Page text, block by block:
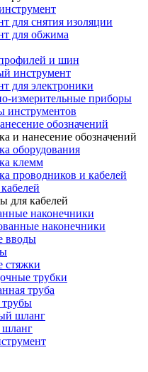
для снятия изоляции
для обжима
и шин
инструмент
для электроники
измерительные приборы
инструментов
обозначений
и нанесение обозначений
оборудования
клемм
проводников и кабелей
для кабелей
наконечники
наконечники
вводы
стяжки
трубки
труба
шланг